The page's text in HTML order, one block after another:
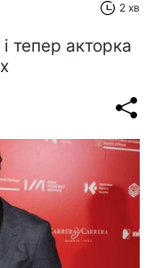
2 хв
тепер акторка